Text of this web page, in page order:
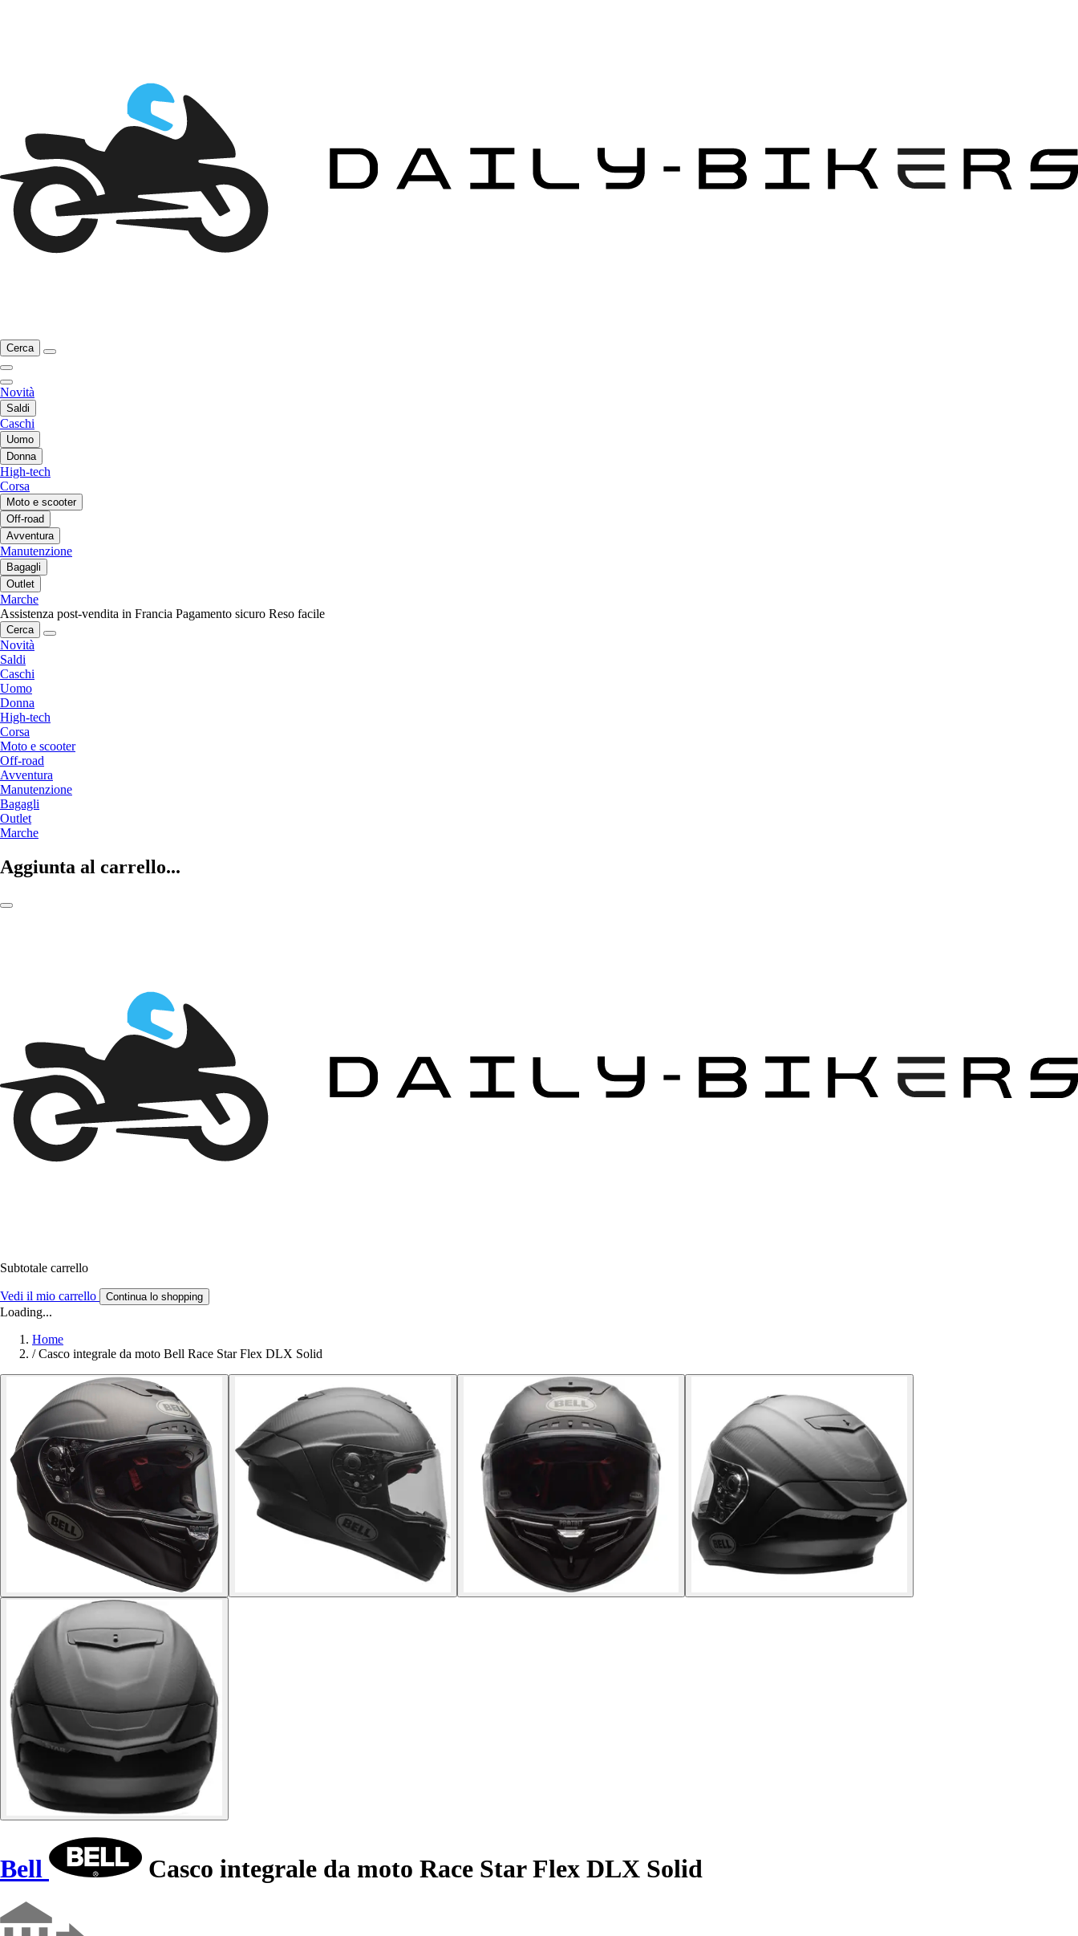
Cerca
Novità
Saldi
Caschi
Uomo
Donna
High-tech
Corsa
Moto e scooter
Off-road
Avventura
Manutenzione
Bagagli
Outlet
Marche
Assistenza post-vendita in Francia Pagamento sicuro Reso facile
Cerca
Novità
Saldi
Caschi
Uomo
Donna
High-tech
Corsa
Moto e scooter
Off-road
Avventura
Manutenzione
Bagagli
Outlet
Marche
Aggiunta al carrello...
Subtotale carrello
Vedi il mio carrello Continua lo shopping
Loading...
Home
/ Casco integrale da moto Bell Race Star Flex DLX Solid
Bell Casco integrale da moto Race Star Flex DLX Solid